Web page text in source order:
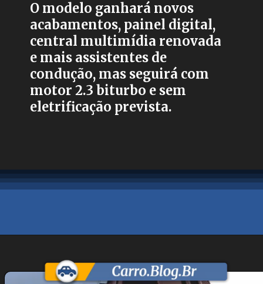
O modelo ganhará novos
acabamentos, painel digital,
central multimídia renovada
e mais assistentes de
condução, mas seguirá com
motor 2.3 biturbo e sem
eletrificação prevista.